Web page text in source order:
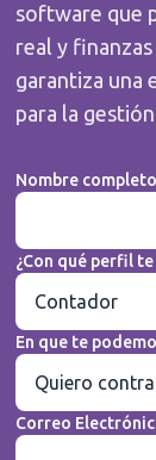
software que
real y
garantiza una
para la
Nombre
¿Con qué perfil
En que te
Correo